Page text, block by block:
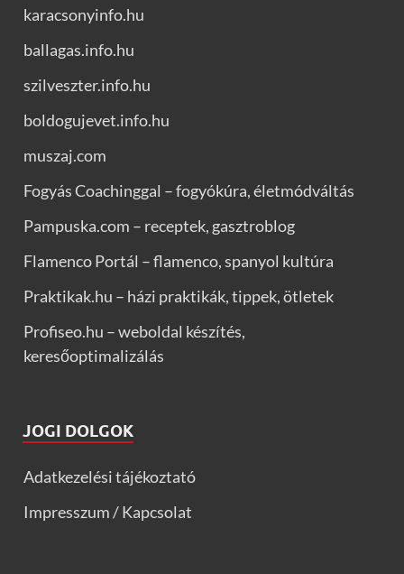
karacsonyinfo.hu
ballagas.info.hu
szilveszter.info.hu
boldogujevet.info.hu
muszaj.com
Fogyás Coachinggal – fogyókúra, életmódváltás
Pampuska.com – receptek, gasztroblog
Flamenco Portál – flamenco, spanyol kultúra
Praktikak.hu – házi praktikák, tippek, ötletek
Profiseo.hu – weboldal készítés,
keresőoptimalizálás
JOGI DOLGOK
Adatkezelési tájékoztató
Impresszum / Kapcsolat